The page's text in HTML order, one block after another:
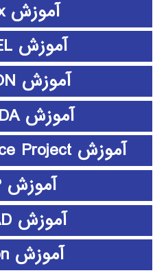
آموزش Latex
آموزش LISREL
آموزش LUMION
آموزش MAXQDA
آموزش Microsoft Office Project
آموزش PHP
آموزش PSCAD
آموزش python